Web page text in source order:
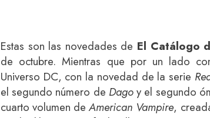
Estas son las novedades de El Catálogo
de octubre. Mientras que por un lado
Universo DC, con la novedad de la serie
el segundo número de Dagoy el segundo
cuarto volumen deAmerican Vampire,